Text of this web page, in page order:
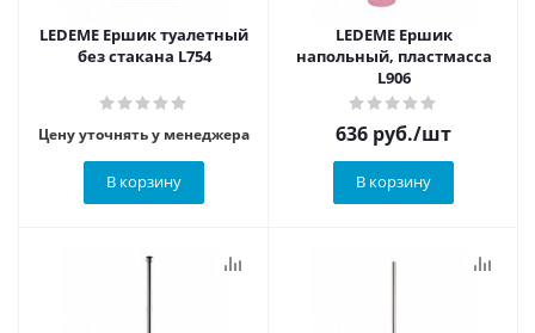
LEDEME Ершик туалетный
без стакана L754
Цену уточнять у менеджера
В корзину
LEDEME Ершик
напольный, пластмасса
L906
636 руб./шт
В корзину